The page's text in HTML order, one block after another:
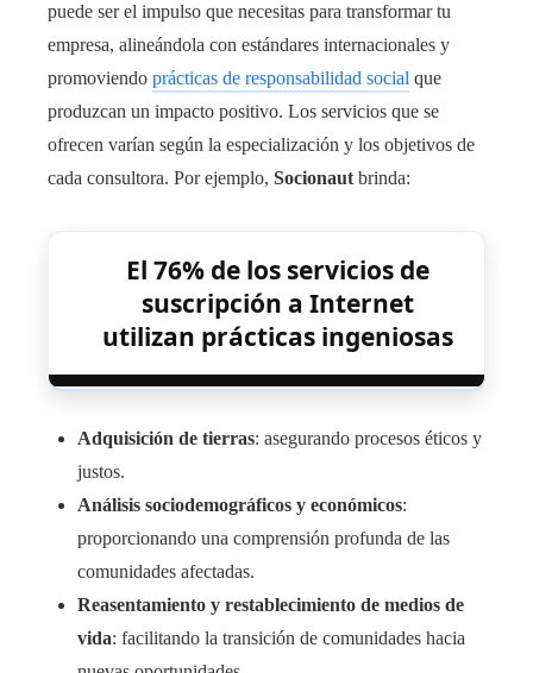
puede ser el impulso que necesitas para transformar tu
empresa, alineándola con estándares internacionales y
promoviendo prácticas de responsabilidad social que
produzcan un impacto positivo. Los servicios que se
ofrecen varían según la especialización y los objetivos de
cada consultora. Por ejemplo, Socionaut brinda:
El 76% de los servicios de
suscripción a Internet
utilizan prácticas ingeniosas
Adquisición de tierras: asegurando procesos éticos y
justos.
Análisis sociodemográficos y económicos:
proporcionando una comprensión profunda de las
comunidades afectadas.
Reasentamiento y restablecimiento de medios de
vida: facilitando la transición de comunidades hacia